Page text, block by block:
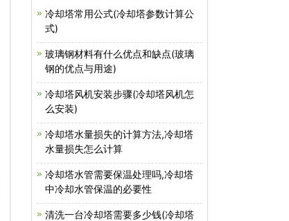
冷却塔常用公式(冷却塔参数计算公
式)
玻璃钢材料有什么优点和缺点(玻璃
钢的优点与用途)
冷却塔风机安装步骤(冷却塔风机怎
么安装)
冷却塔水量损失的计算方法,冷却塔
水量损失怎么计算
冷却塔水管需要保温处理吗,冷却塔
中冷却水管保温的必要性
清洗一台冷却塔需要多少钱(冷却塔